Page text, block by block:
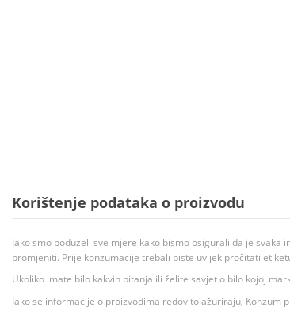
Korištenje podataka o proizvodu
Iako smo poduzeli sve mjere kako bismo osigurali da je
promjeniti. Prije konzumacije trebali biste uvijek pročitati
Ukoliko imate bilo kakvih pitanja ili želite savjet o bilo kojoj
Iako se informacije o proizvodima redovito ažuriraju, Konzum